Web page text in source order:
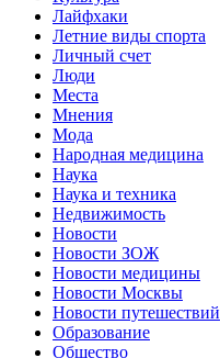
Лайфхаки
Летние виды спорта
Личный счет
Люди
Места
Мнения
Мода
Народная медицина
Наука
Наука и техника
Недвижимость
Новости
Новости ЗОЖ
Новости медицины
Новости Москвы
Новости путешествий
Образование
Общество